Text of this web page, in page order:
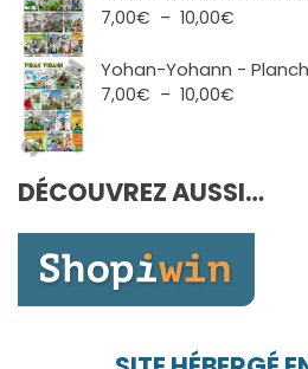
10,00€
7,00€ – 10,00€
prix :
Yohan-Yohann -
7,00€ – 10,00€
à
DÉCOUVREZ AUSSI…